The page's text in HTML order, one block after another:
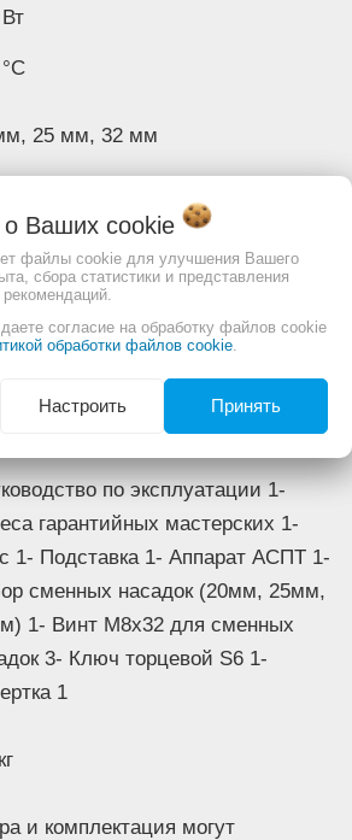
комплектация могут отличаться.
25 мм, 32 мм
по эксплуатации 1-
гарантийных мастерских 1-
1- Подставка 1- Аппарат АСПТ 1-
сменных насадок (20мм, 25мм,
1- Винт М8х32 для сменных
3- Ключ торцевой S6 1-
1
и комплектация могут
о Ваших cookie
файлы cookie для улучшения Вашего
сбора статистики и представления
согласие на обработку файлов cookie
обработки файлов cookie.
Настроить Принять